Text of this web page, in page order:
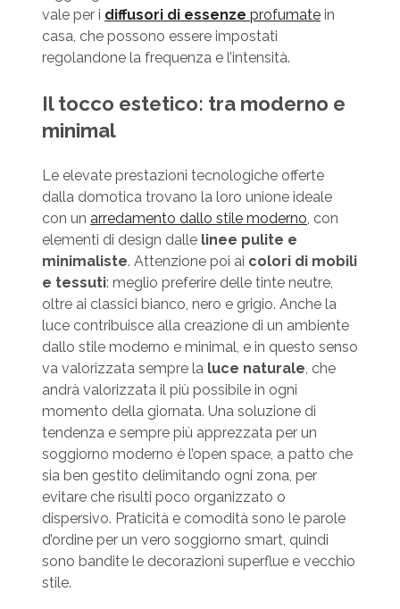
vale per i diffusori di essenze profumatein
casa, che possono essere impostati
regolandone la frequenza e l’intensità.
Il tocco estetico: tra moderno e
minimal
Le elevate prestazioni tecnologiche offerte
dalla domotica trovano la loro unione ideale
con un arredamento dallo stile moderno, con
elementi di design dalle linee pulite e
minimaliste. Attenzione poi ai colori di mobili
e tessuti: meglio preferire delle tinte neutre,
oltre ai classici bianco, nero e grigio. Anche la
luce contribuisce alla creazione di un ambiente
dallo stile moderno e minimal, e in questo senso
va valorizzata sempre la luce naturale, che
andrà valorizzata il più possibile in ogni
momento della giornata. Una soluzione di
tendenza e sempre più apprezzata per un
soggiorno moderno è l’open space, a patto che
sia ben gestito delimitando ogni zona, per
evitare che risulti poco organizzato o
dispersivo. Praticità e comodità sono le parole
d’ordine per un vero soggiorno smart, quindi
sono bandite le decorazioni superflue e vecchio
stile.